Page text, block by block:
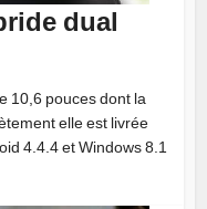
dual
10,6 pouces dont la
elle est livrée
4.4.4 et Windows 8.1